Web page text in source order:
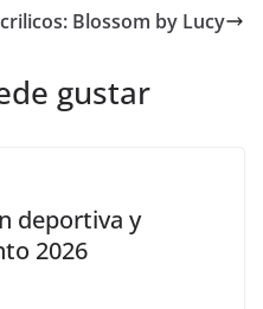
Blossom by Lucy
gustar
deportiva y
2026